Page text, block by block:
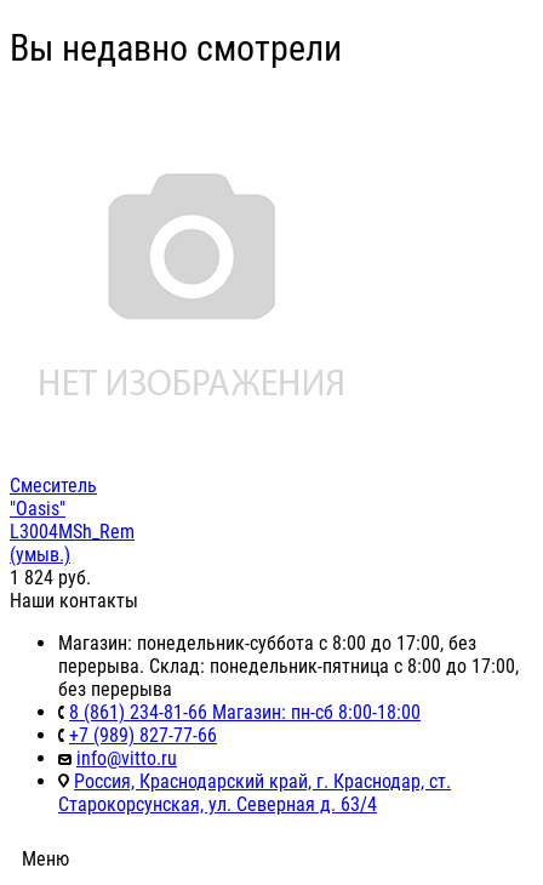
Вы недавно смотрели
Смеситель
"Oasis"
L3004MSh_Rem
(умыв.)
1 824 руб.
Наши контакты
Магазин: понедельник-суббота с 8:00 до 17:00, без
перерыва. Склад: понедельник-пятница с 8:00 до 17:00,
без перерыва
8 (861) 234-81-66 Магазин: пн-сб 8:00-18:00
+7 (989) 827-77-66
info@vitto.ru
Россия, Краснодарский край, г. Краснодар, ст.
Старокорсунская, ул. Северная д. 63/4
Меню